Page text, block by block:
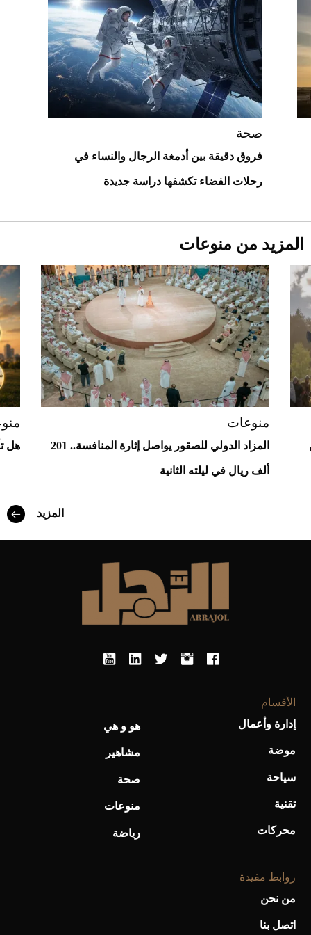
أغلى 10 عطور في العالم للرجال تمنحك فخامة
استثنائية
Aston Martin Valiant: على هوى الأبطال
Comeback" في جدة (فيديو)
2026-07-25
صحة
فروق دقيقة بين أدمغة الرجال والنساء في
رحلات الفضاء تكشفها دراسة جديدة
المزيد من منوعات
منوعات
المزاد الدولي للصقور يواصل إثارة المنافسة.. 201
ألف ريال في ليلته الثانية
هل
المزيد
الأقسام
إدارة وأعمال
موضة
سياحة
تقنية
محركات
هو و هي
مشاهير
صحة
منوعات
رياضة
روابط مفيدة
من نحن
اتصل بنا